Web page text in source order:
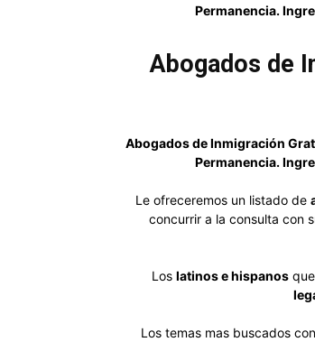
Permanencia.
Abogados de
Abogados de Inmigración
Permanencia.
Le ofreceremos un listado de
concurrir a la consulta con
Los latinos e hispanosque
Los temas mas buscados